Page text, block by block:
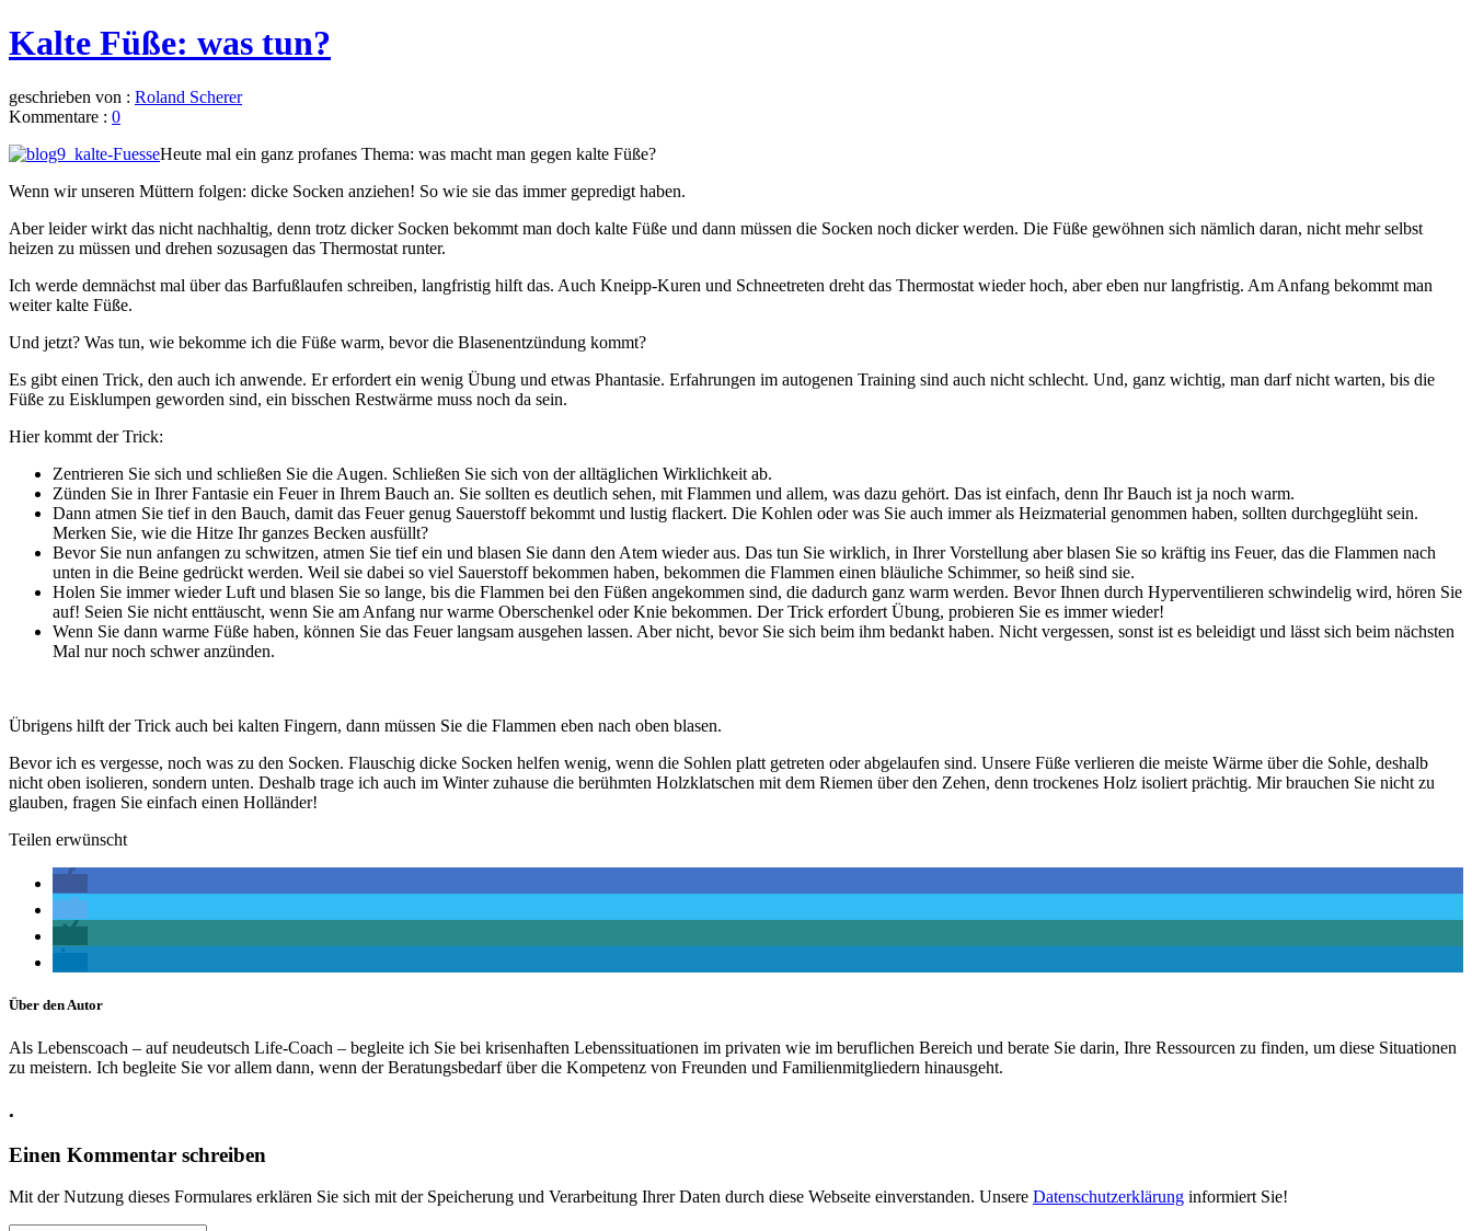
Kalte Füße: was tun?
geschrieben von : Roland Scherer
Kommentare : 0
Heute mal ein ganz profanes Thema: was macht man gegen kalte Füße?
Wenn wir unseren Müttern folgen: dicke Socken anziehen! So wie sie das immer gepredigt haben.
Aber leider wirkt das nicht nachhaltig, denn trotz dicker Socken bekommt man doch kalte Füße und dann müssen die Socken noch dicker werden. Die Füße gewöhnen sich nämlich daran, nicht mehr selbst
heizen zu müssen und drehen sozusagen das Thermostat runter.
Ich werde demnächst mal über das Barfußlaufen schreiben, langfristig hilft das. Auch Kneipp-Kuren und Schneetreten dreht das Thermostat wieder hoch, aber eben nur langfristig. Am Anfang bekommt man
weiter kalte Füße.
Und jetzt? Was tun, wie bekomme ich die Füße warm, bevor die Blasenentzündung kommt?
Es gibt einen Trick, den auch ich anwende. Er erfordert ein wenig Übung und etwas Phantasie. Erfahrungen im autogenen Training sind auch nicht schlecht. Und, ganz wichtig, man darf nicht warten, bis die
Füße zu Eisklumpen geworden sind, ein bisschen Restwärme muss noch da sein.
Hier kommt der Trick:
Zentrieren Sie sich und schließen Sie die Augen. Schließen Sie sich von der alltäglichen Wirklichkeit ab.
Zünden Sie in Ihrer Fantasie ein Feuer in Ihrem Bauch an. Sie sollten es deutlich sehen, mit Flammen und allem, was dazu gehört. Das ist einfach, denn Ihr Bauch ist ja noch warm.
Dann atmen Sie tief in den Bauch, damit das Feuer genug Sauerstoff bekommt und lustig flackert. Die Kohlen oder was Sie auch immer als Heizmaterial genommen haben, sollten durchgeglüht sein.
Merken Sie, wie die Hitze Ihr ganzes Becken ausfüllt?
Bevor Sie nun anfangen zu schwitzen, atmen Sie tief ein und blasen Sie dann den Atem wieder aus. Das tun Sie wirklich, in Ihrer Vorstellung aber blasen Sie so kräftig ins Feuer, das die Flammen nach
unten in die Beine gedrückt werden. Weil sie dabei so viel Sauerstoff bekommen haben, bekommen die Flammen einen bläuliche Schimmer, so heiß sind sie.
Holen Sie immer wieder Luft und blasen Sie so lange, bis die Flammen bei den Füßen angekommen sind, die dadurch ganz warm werden. Bevor Ihnen durch Hyperventilieren schwindelig wird, hören Sie
auf! Seien Sie nicht enttäuscht, wenn Sie am Anfang nur warme Oberschenkel oder Knie bekommen. Der Trick erfordert Übung, probieren Sie es immer wieder!
Wenn Sie dann warme Füße haben, können Sie das Feuer langsam ausgehen lassen. Aber nicht, bevor Sie sich beim ihm bedankt haben. Nicht vergessen, sonst ist es beleidigt und lässt sich beim nächsten
Mal nur noch schwer anzünden.
Übrigens hilft der Trick auch bei kalten Fingern, dann müssen Sie die Flammen eben nach oben blasen.
Bevor ich es vergesse, noch was zu den Socken. Flauschig dicke Socken helfen wenig, wenn die Sohlen platt getreten oder abgelaufen sind. Unsere Füße verlieren die meiste Wärme über die Sohle, deshalb
nicht oben isolieren, sondern unten. Deshalb trage ich auch im Winter zuhause die berühmten Holzklatschen mit dem Riemen über den Zehen, denn trockenes Holz isoliert prächtig. Mir brauchen Sie nicht zu
glauben, fragen Sie einfach einen Holländer!
Teilen erwünscht
Über den Autor
Als Lebenscoach – auf neudeutsch Life-Coach – begleite ich Sie bei krisenhaften Lebenssituationen im privaten wie im beruflichen Bereich und berate Sie darin, Ihre Ressourcen zu finden, um diese Situationen
zu meistern. Ich begleite Sie vor allem dann, wenn der Beratungsbedarf über die Kompetenz von Freunden und Familienmitgliedern hinausgeht.
.
Einen Kommentar schreiben
Mit der Nutzung dieses Formulares erklären Sie sich mit der Speicherung und Verarbeitung Ihrer Daten durch diese Webseite einverstanden. Unsere Datenschutzerklärung informiert Sie!